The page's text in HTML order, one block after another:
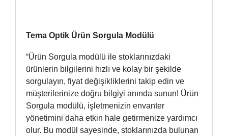
Tema Optik Ürün Sorgula Modülü
“Ürün Sorgula modülü ile stoklarınızdaki
ürünlerin bilgilerini hızlı ve kolay bir şekilde
sorgulayın, fiyat değişikliklerini takip edin ve
müşterilerinize doğru bilgiyi anında sunun! Ürün
Sorgula modülü, işletmenizin envanter
yönetimini daha etkin hale getirmenize yardımcı
olur. Bu modül sayesinde, stoklarınızda bulunan